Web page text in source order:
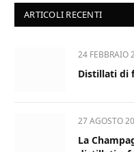
ARTICOLI RECENTI
24 FEBBRAIO
Distillati di
27 AGOSTO
La